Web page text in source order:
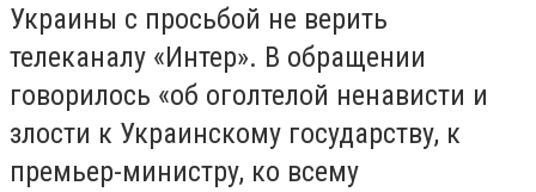
Украины с просьбой не верить
телеканалу «Интер». В обращении
говорилось «об оголтелой ненависти и
злости к Украинскому государству, к
премьер-министру, ко всему